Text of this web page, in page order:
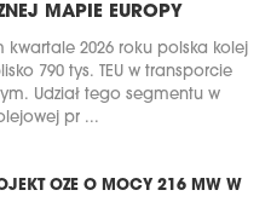
MAPIE EUROPY
kwartale 2026 roku polska kolej
790 tys. TEU w transporcie
Udział tego segmentu w
pr ...
OZE O MOCY 216 MW W